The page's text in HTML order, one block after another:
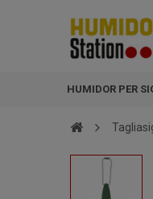
HUMIDOR PER